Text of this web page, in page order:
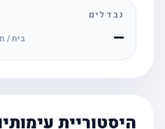
נבדלים
— בית / חוץ
היסטוריית עימותים